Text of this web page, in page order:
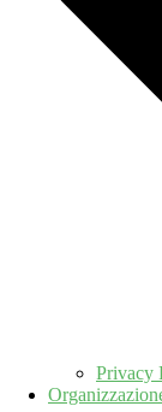
Privacy